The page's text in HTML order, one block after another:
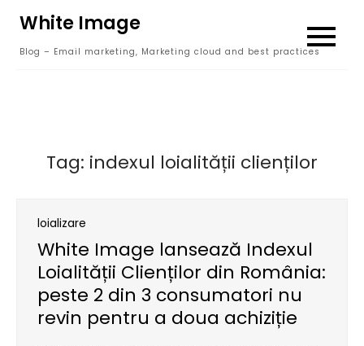
content
White Image
Blog – Email marketing, Marketing cloud and best practices
Tag: indexul loialității clienților
loializare
White Image lansează Indexul
Loialității Clienților din România:
peste 2 din 3 consumatori nu
revin pentru a doua achiziție